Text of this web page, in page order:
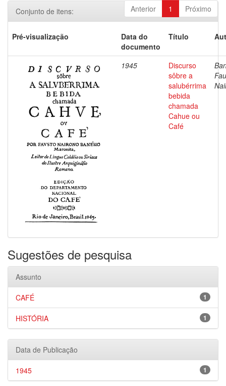
Anterior 1 Próximo
Conjunto de itens:
Pré-visualização
Data do
documento
Título
1945
Discurso
sôbre a
salubérrima
bebida
chamada
Cahue ou
Café
Sugestões de pesquisa
Assunto
1
CAFÉ
1
HISTÓRIA
Data de Publicação
1
1945